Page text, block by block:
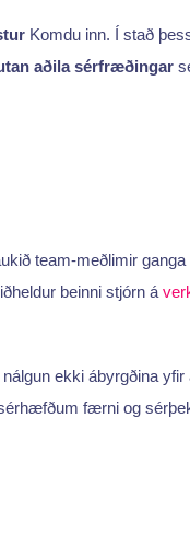
Komdu inn. Í stað
aðila sérfræðingar
team-meðlimir ganga
beinni stjórn á
ekki ábyrgðina yfir
færni og